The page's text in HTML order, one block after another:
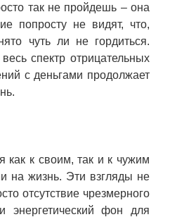
так не пройдешь – она
попросту не видят, что,
чуть ли не гордиться.
спектр отрицательных
с деньгами продолжает
как к своим, так и к чужим
на жизнь. Эти взгляды не
отсутствие чрезмерного
энергетический фон для